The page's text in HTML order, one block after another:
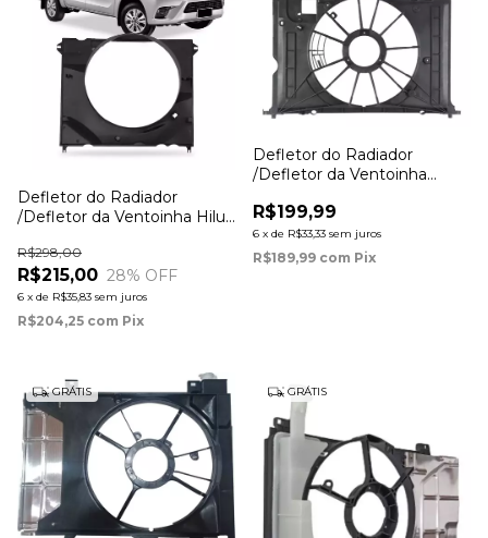
Defletor do Radiador
/Defletor da Ventoinha Hilux
R$215,00
R$298,00
28% OFF
6 x de R$35,83 sem juros
R$204,25 com Pix
Defletor do Radiador
/Defletor da Ventoinha
R$199,99
6 x de R$33,33 sem juros
R$189,99 com Pix
GRÁTIS GRÁTIS